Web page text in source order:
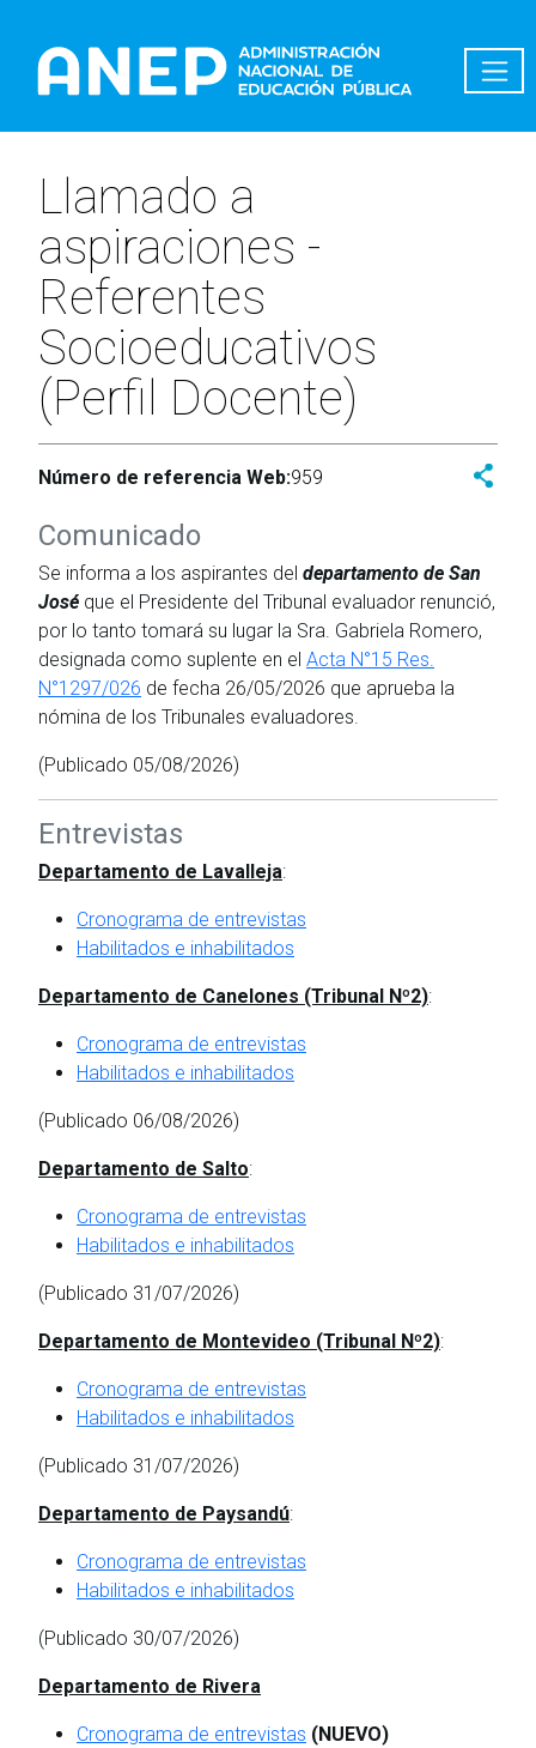
Llamado a
aspiraciones -
Referentes
Socioeducativos
(Perfil Docente)
Número de referencia Web:959
Comunicado
Se informa a los aspirantes del departamento de San
José que el Presidente del Tribunal evaluador renunció,
por lo tanto tomará su lugar la Sra. Gabriela Romero,
designada como suplente en el Acta N°15 Res.
N°1297/026 de fecha 26/05/2026 que aprueba la
nómina de los Tribunales evaluadores.
(Publicado 05/08/2026)
Entrevistas
Departamento de Lavalleja:
Cronograma de entrevistas
Habilitados e inhabilitados
Departamento de Canelones (Tribunal Nº2):
Cronograma de entrevistas
Habilitados e inhabilitados
(Publicado 06/08/2026)
Departamento de Salto:
Cronograma de entrevistas
Habilitados e inhabilitados
(Publicado 31/07/2026)
Departamento de Montevideo (Tribunal Nº2):
Cronograma de entrevistas
Habilitados e inhabilitados
(Publicado 31/07/2026)
Departamento de Paysandú:
Cronograma de entrevistas
Habilitados e inhabilitados
(Publicado 30/07/2026)
Departamento de Rivera
Cronograma de entrevistas (NUEVO)